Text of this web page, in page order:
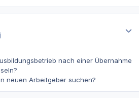
nach einer Übernahme
neuen Arbeitgeber suchen?